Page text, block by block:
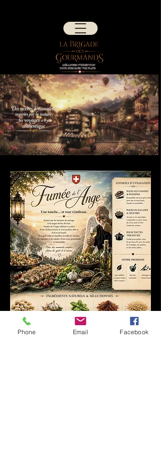
Phone Email Facebook